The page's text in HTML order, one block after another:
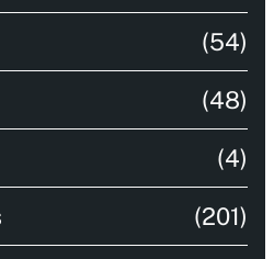
(54)
(48)
(4)
(201)